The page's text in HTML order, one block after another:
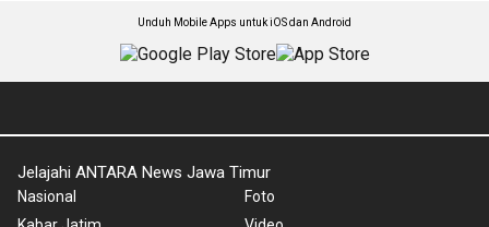
Unduh Mobile Apps untuk iOS dan Android
Jelajahi ANTARA News Jawa Timur
Nasional
Foto